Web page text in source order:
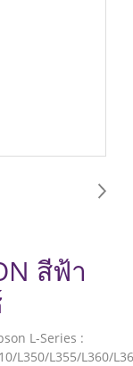
สีฟ้า
L-Series :
L350/L355/L360/